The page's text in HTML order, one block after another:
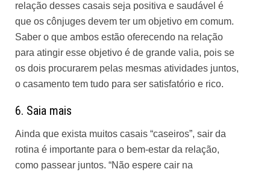
relação desses casais seja positiva e saudável é
que os cônjuges devem ter um objetivo em comum.
Saber o que ambos estão oferecendo na relação
para atingir esse objetivo é de grande valia, pois se
os dois procurarem pelas mesmas atividades juntos,
o casamento tem tudo para ser satisfatório e rico.
6. Saia mais
Ainda que exista muitos casais “caseiros”, sair da
rotina é importante para o bem-estar da relação,
como passear juntos. “Não espere cair na